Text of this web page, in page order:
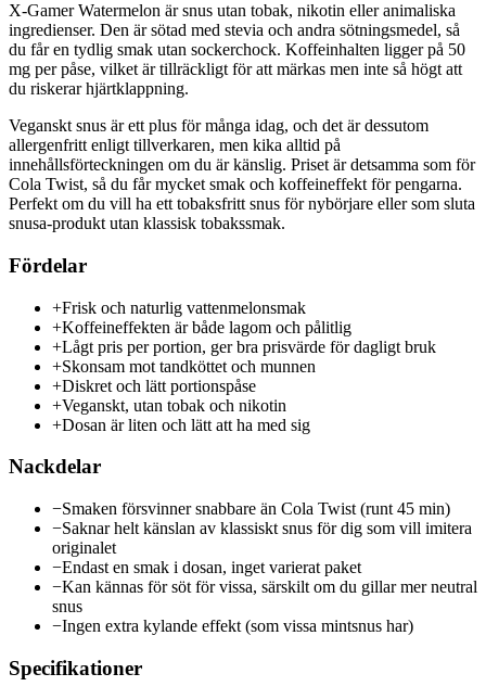
X-Gamer Watermelon är snus utan tobak, nikotin eller animaliska
ingredienser. Den är sötad med stevia och andra sötningsmedel, så
du får en tydlig smak utan sockerchock. Koffeinhalten ligger på 50
mg per påse, vilket är tillräckligt för att märkas men inte så högt att
du riskerar hjärtklappning.
Veganskt snus är ett plus för många idag, och det är dessutom
allergenfritt enligt tillverkaren, men kika alltid på
innehållsförteckningen om du är känslig. Priset är detsamma som för
Cola Twist, så du får mycket smak och koffeineffekt för pengarna.
Perfekt om du vill ha ett tobaksfritt snus för nybörjare eller som sluta
snusa-produkt utan klassisk tobakssmak.
Fördelar
+Frisk och naturlig vattenmelonsmak
+Koffeineffekten är både lagom och pålitlig
+Lågt pris per portion, ger bra prisvärde för dagligt bruk
+Skonsam mot tandköttet och munnen
+Diskret och lätt portionspåse
+Veganskt, utan tobak och nikotin
+Dosan är liten och lätt att ha med sig
Nackdelar
−Smaken försvinner snabbare än Cola Twist (runt 45 min)
−Saknar helt känslan av klassiskt snus för dig som vill imitera
originalet
−Endast en smak i dosan, inget varierat paket
−Kan kännas för söt för vissa, särskilt om du gillar mer neutral
snus
−Ingen extra kylande effekt (som vissa mintsnus har)
Specifikationer